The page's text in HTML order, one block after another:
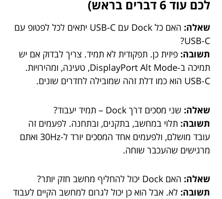
לכם עוד 6 דברים בראש)
שאלה:
האם כל Dock עם USB-C יתאים לכל לפטופ עם
USB-C?
תשובה: פיזית כן. תפקודית לא תמיד. צריך לבדוק אם יש
תמיכה ב-DisplayPort Alt Mode, טעינה, ומהירויות.
USB-C הוא כמו דלת זהה שמובילה לחדרים שונים.
שאלה: שני מסכים דרך Dock – תמיד יעבוד?
תשובה: תלוי במחשב, בתקנים, ובתחנה. לפעמים זה
עובד מושלם, ולפעמים אחד המסכים יורד ל-30Hz ואתם
מרגישים שהעכבר שוחה.
שאלה: האם Dock יכול להחליף מחשב חזק יותר?
תשובה: לא. אבל הוא כן יכול לגרום למחשב הקיים לעבוד